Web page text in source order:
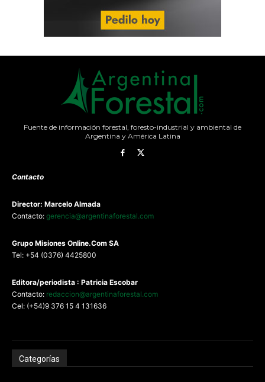
Fuente de información forestal, foresto-industrial y ambiental de
Argentina y América Latina
Contacto
Director: Marcelo Almada
Contacto: gerencia@argentinaforestal.com
Grupo Misiones Online.Com SA
Tel: +54 (0376) 4425800
Editora/periodista : Patricia Escobar
Contacto: redaccion@argentinaforestal.com
Cel: (+54)9 376 15 4 131636
Categorías